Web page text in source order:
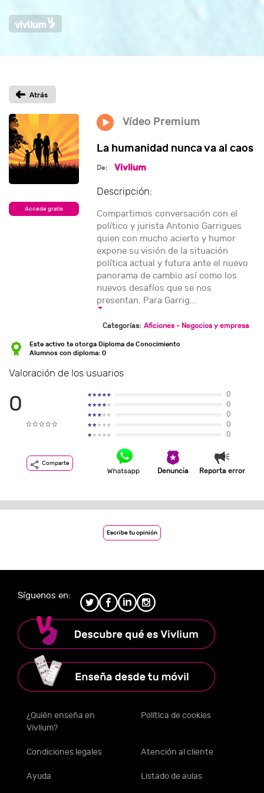
Accede gratis
Vídeo Premium
La humanidad nunca va al caos
De: Vivlium
Descripción:
Compartimos conversación con el
político y jurista Antonio Garrigues
quien con mucho acierto y humor
expone su visión de la situación
política actual y futura ante el nuevo
panorama de cambio así como los
nuevos desafíos que se nos
presentan. Para Garrig...
Categorías: Aficiones - Negocios y empresa
Este activo te otorga Diploma de Conocimiento
Alumnos con diploma: 0
Valoración de los usuarios
0
0
0
0
0
0
Comparte
Denuncia Reporta error
Escribe tu opinión
Síguenos en:
¿Quién enseña en
Vivlium?
Política de cookies
Condiciones legales Atención al cliente
Ayuda Listado de aulas